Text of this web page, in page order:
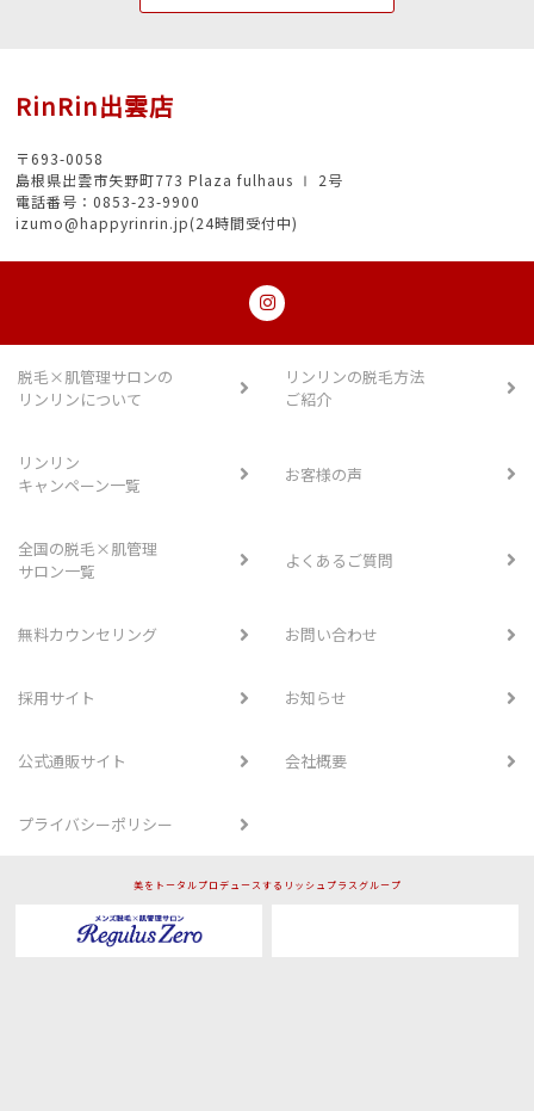
RinRin出雲店
〒693-0058
島根県出雲市矢野町773 Plaza fulhaus Ⅰ 2号
電話番号：0853-23-9900
izumo@happyrinrin.jp(24時間受付中)
脱毛×肌管理サロンの
リンリンについて
リンリンの脱毛方法
ご紹介
リンリン
キャンペーン一覧
お客様の声
全国の脱毛×肌管理
サロン一覧
よくあるご質問
無料カウンセリング お問い合わせ
採用サイト お知らせ
公式通販サイト 会社概要
プライバシーポリシー
美をトータルプロデュースするリッシュプラスグループ